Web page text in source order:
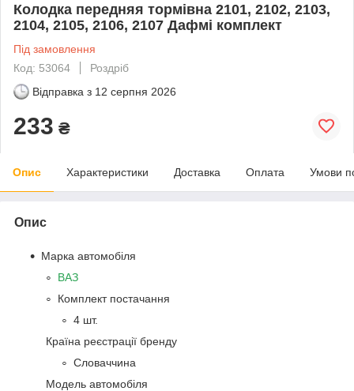
Колодка передняя тормівна 2101, 2102, 2103,
2104, 2105, 2106, 2107 Дафмі комплект
Під замовлення
Код: 53064
Роздріб
Відправка з 12 серпня 2026
233 ₴
Опис Характеристики Доставка Оплата Умови
Опис
Марка автомобіля
ВАЗ
Комплект постачання
4 шт.
Країна реєстрації бренду
Словаччина
Модель автомобіля